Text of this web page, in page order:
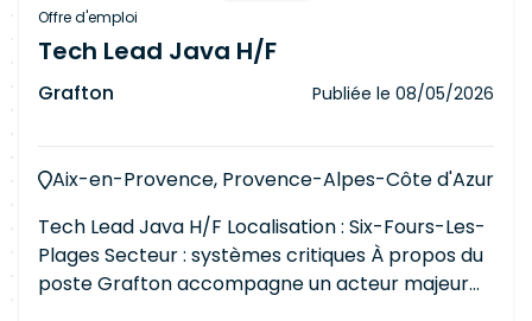
Offre d'emploi
Tech Lead Java H/F
Grafton Publiée le 08/05/2026
Aix-en-Provence, Provence-Alpes-Côte d'Azur
Tech Lead Java H/F Localisation : Six-Fours-Les-
Plages Secteur : systèmes critiques À propos du
poste Grafton accompagne un acteur majeur